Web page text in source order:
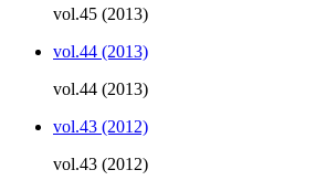
vol.45 (2013)
vol.44 (2013)
vol.44 (2013)
vol.43 (2012)
vol.43 (2012)